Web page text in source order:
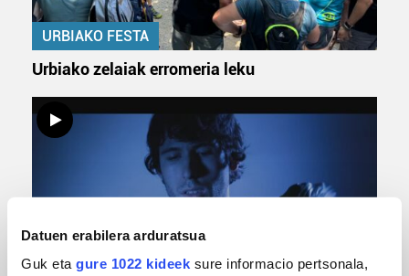
Datuen erabilera arduratsua
Guk eta gure 1022 kideek sure informacio pertsonala,
URBIAKO FESTA
Urbiako zelaiak erromeria leku